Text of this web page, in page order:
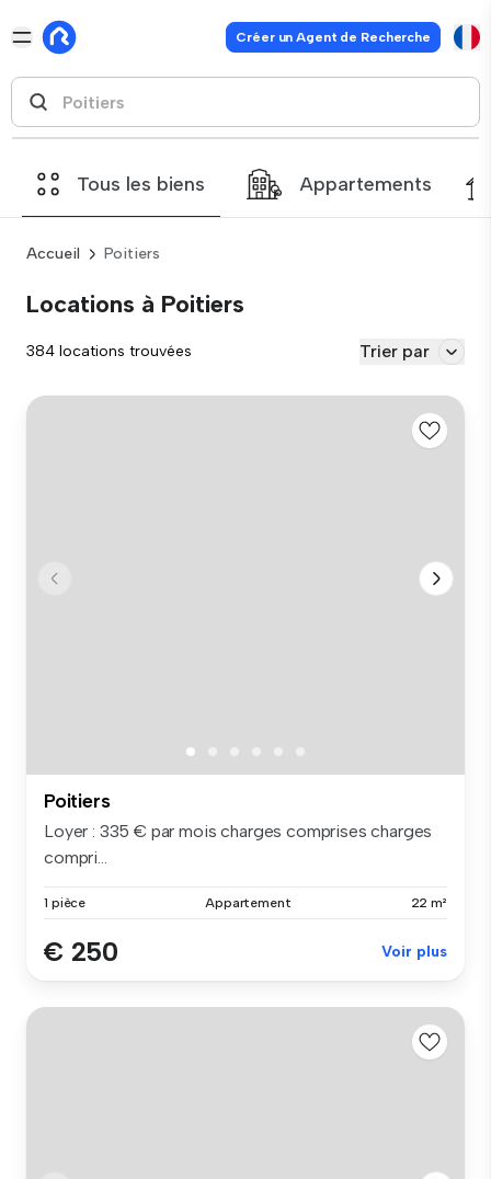
Créer un Agent de Recherche
Tous les biens Appartements
Accueil Poitiers
Locations à Poitiers
384 locations trouvées Trier par
Poitiers
Loyer : 335 € par mois charges comprises charges
compri...
1 pièce Appartement 22 m²
€ 250 Voir plus